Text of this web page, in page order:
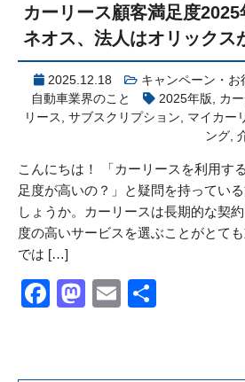
カーリース顧客満足度
ネオス、法人はオリックス
2025.12.18 キャンペーン・
自動車業界のこと
2025年版 カ
リース
,サブスクリプション マイカー
ング ,
こんにちは！ 「カーリースを利用す
足度が高いの？」と疑問を持ってい
しょうか。カーリースは長期的な契
度の高いサービスを選ぶことがとて
では […]
Facebook
Mastodon
Email